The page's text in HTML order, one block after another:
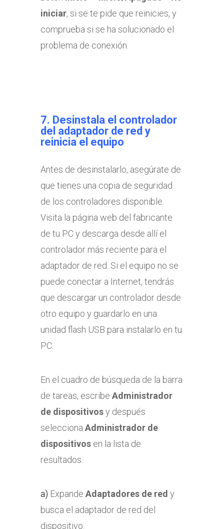
iniciar, si se te pide que reinicies, y
comprueba si se ha solucionado el
problema de conexión.
7. Desinstala el controlador
del adaptador de red y
reinicia el equipo
Antes de desinstalarlo, asegúrate de
que tienes una copia de seguridad
de los controladores disponible.
Visita la página web del fabricante
de tu PC y descarga desde allí el
controlador más reciente para el
adaptador de red. Si el equipo no se
puede conectar a Internet, tendrás
que descargar un controlador desde
otro equipo y guardarlo en una
unidad flash USB para instalarlo en tu
PC.
En el cuadro de búsqueda de la barra
de tareas, escribe Administrador
de dispositivosy después
selecciona Administrador de
dispositivosen la lista de
resultados.
a) Expande Adaptadores de red y
busca el adaptador de red del
dispositivo.